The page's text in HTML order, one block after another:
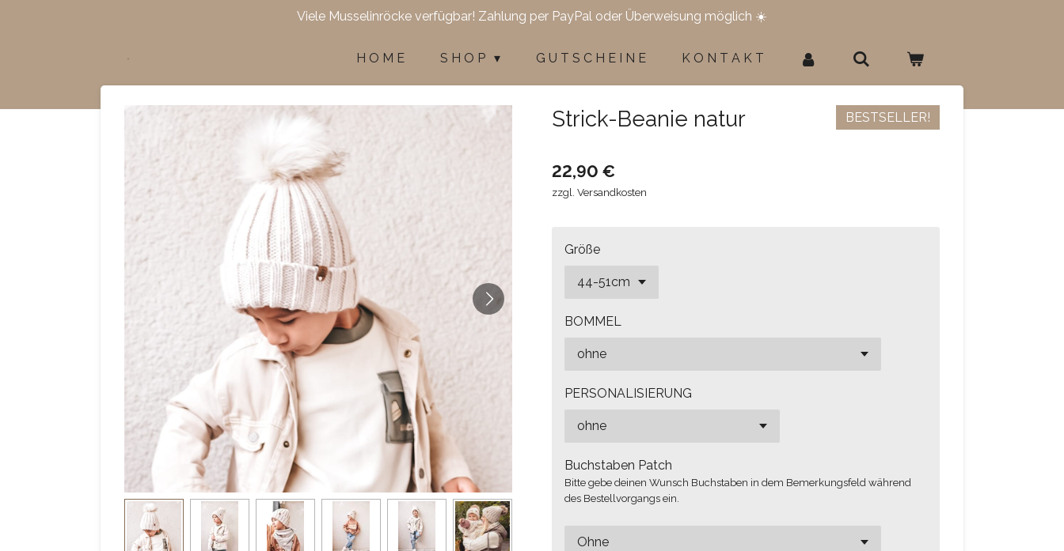
Viele Musselinröcke verfügbar! Zahlung per PayPal oder Überweisung möglich ☀️
H O M E S H O P G U T S C H E I N E K O N T A K T
Strick-Beanie natur BESTSELLER!
22,90 €
zzgl. Versandkosten
Größe
BOMMEL
PERSONALISIERUNG
Buchstaben Patch
Bitte gebe deinen Wunsch Buchstaben in dem Bemerkungsfeld während
des Bestellvorgangs ein.